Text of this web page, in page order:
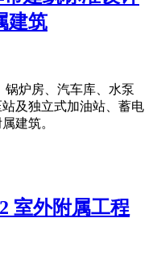
建筑
锅炉房、汽车库、水泵
及独立式加油站、蓄电
建筑。
室外附属工程